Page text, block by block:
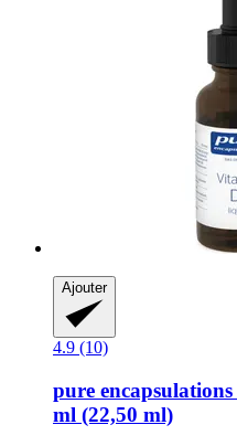
Ajouter
4.9 (10)
pure encapsulations
ml (22,50 ml)